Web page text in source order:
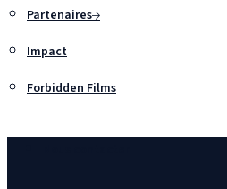
Partenaires
Impact
Forbidden Films